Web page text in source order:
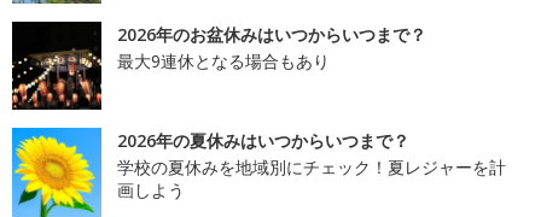
2026年のお盆休みはいつからいつまで？
最大9連休となる場合もあり
2026年の夏休みはいつからいつまで？
学校の夏休みを地域別にチェック！夏レジャーを計
画しよう